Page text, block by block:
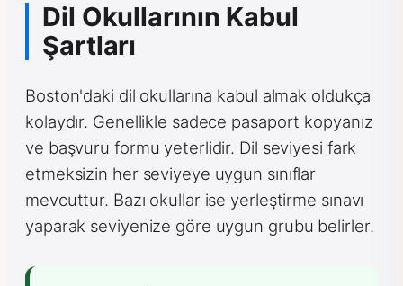
Dil Okullarının Kabul
Şartları
Boston'daki dil okullarına kabul almak oldukça
kolaydır. Genellikle sadece pasaport kopyanız
ve başvuru formu yeterlidir. Dil seviyesi fark
etmeksizin her seviyeye uygun sınıflar
mevcuttur. Bazı okullar ise yerleştirme sınavı
yaparak seviyenize göre uygun grubu belirler.